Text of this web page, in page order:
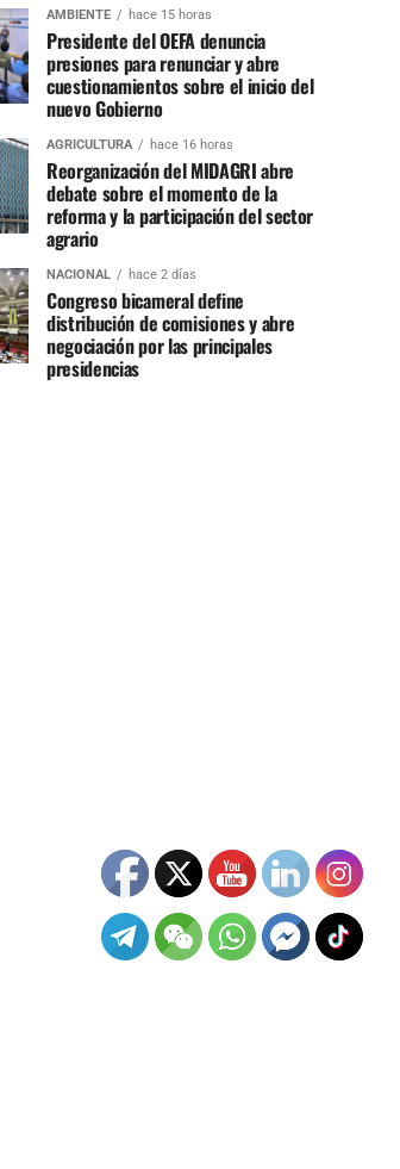
AMBIENTE hace 15 horas
Presidente del OEFA denuncia
presiones para renunciar y abre
cuestionamientos sobre el inicio del
nuevo Gobierno
AGRICULTURA hace 16 horas
Reorganización del MIDAGRI abre
debate sobre el momento de la
reforma y la participación del sector
agrario
NACIONAL hace 2 días
Congreso bicameral define
distribución de comisiones y abre
negociación por las principales
presidencias